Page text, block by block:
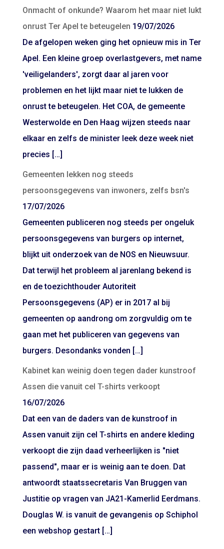
Onmacht of onkunde? Waarom het maar niet lukt
onrust Ter Apel te beteugelen 19/07/2026
De afgelopen weken ging het opnieuw mis in Ter
Apel. Een kleine groep overlastgevers, met name
'veiligelanders', zorgt daar al jaren voor
problemen en het lijkt maar niet te lukken de
onrust te beteugelen. Het COA, de gemeente
Westerwolde en Den Haag wijzen steeds naar
elkaar en zelfs de minister leek deze week niet
precies […]
Gemeenten lekken nog steeds
persoonsgegevens van inwoners, zelfs bsn's
17/07/2026
Gemeenten publiceren nog steeds per ongeluk
persoonsgegevens van burgers op internet,
blijkt uit onderzoek van de NOS en Nieuwsuur.
Dat terwijl het probleem al jarenlang bekend is
en de toezichthouder Autoriteit
Persoonsgegevens (AP) er in 2017 al bij
gemeenten op aandrong om zorgvuldig om te
gaan met het publiceren van gegevens van
burgers. Desondanks vonden […]
Kabinet kan weinig doen tegen dader kunstroof
Assen die vanuit cel T-shirts verkoopt
16/07/2026
Dat een van de daders van de kunstroof in
Assen vanuit zijn cel T-shirts en andere kleding
verkoopt die zijn daad verheerlijken is "niet
passend", maar er is weinig aan te doen. Dat
antwoordt staatssecretaris Van Bruggen van
Justitie op vragen van JA21-Kamerlid Eerdmans.
Douglas W. is vanuit de gevangenis op Schiphol
een webshop gestart […]